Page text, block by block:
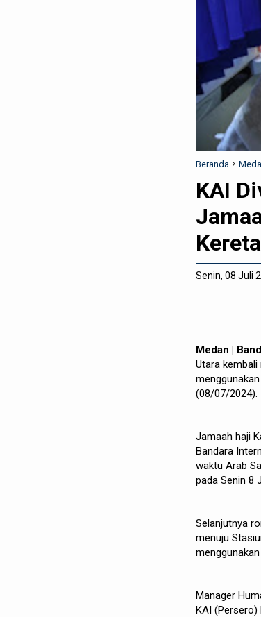
Beranda
KAI
Senin, 08 Juli
Medan |
Utara
(08/07/2024).
Jamaah haji
Bandara
waktu Arab
pada Senin 8
Selanjutnya
menuju
Manager
KAI (Persero)